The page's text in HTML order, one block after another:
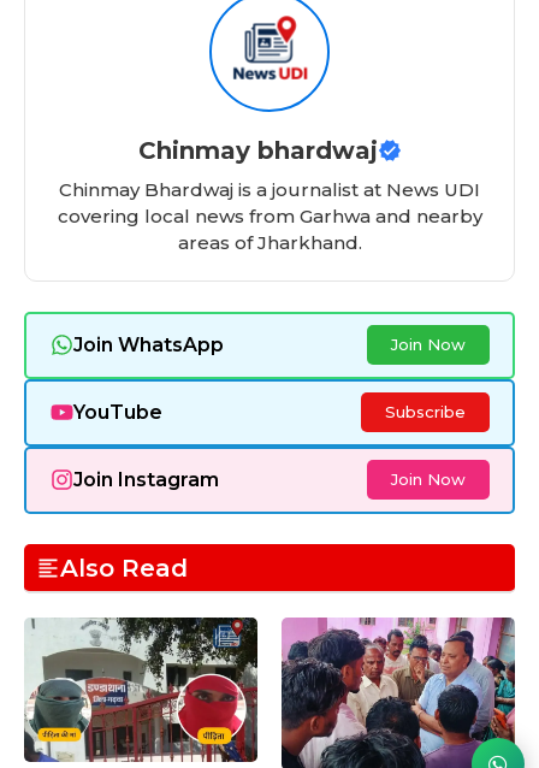
k
p
g
ra
m
a
d
s
Chinmay bhardwaj
Chinmay Bhardwaj is a journalist at News UDI
covering local news from Garhwa and nearby
areas of Jharkhand.
Join WhatsApp Join Now
YouTube Subscribe
Join Instagram Join Now
Also Read